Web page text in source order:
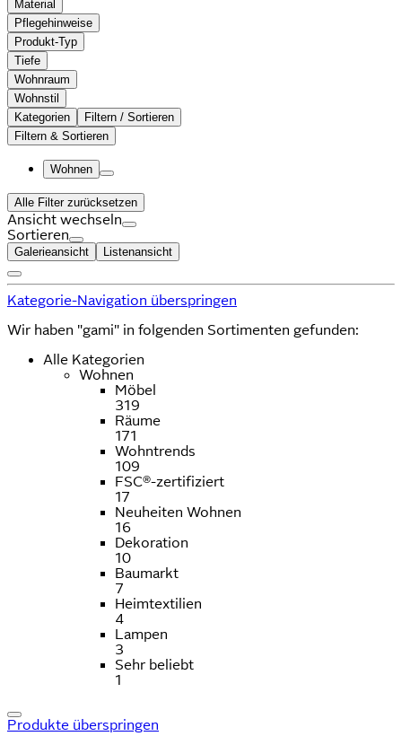
Material
Pflegehinweise
Produkt-Typ
Tiefe
Wohnraum
Wohnstil
Kategorien
Filtern / Sortieren
Filtern & Sortieren
Wohnen
Alle Filter zurücksetzen
Ansicht wechseln
Sortieren
Galerieansicht Listenansicht
Kategorie-Navigation überspringen
Wir haben "gami" in folgenden Sortimenten gefunden:
Alle Kategorien
Wohnen
Möbel
319
Räume
171
Wohntrends
109
FSC®-zertifiziert
17
Neuheiten Wohnen
16
Dekoration
10
Baumarkt
7
Heimtextilien
4
Lampen
3
Sehr beliebt
1
Produkte überspringen